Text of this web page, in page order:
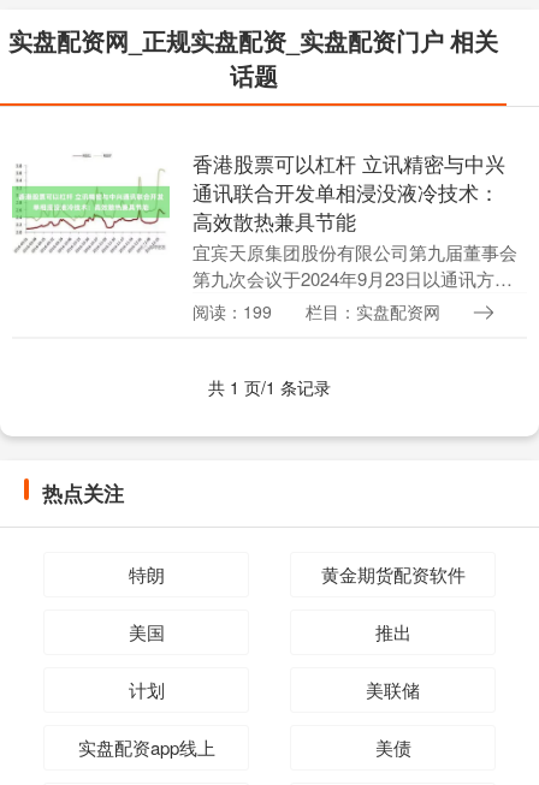
实盘配资网_正规实盘配资_实盘配资门户 相关
话题
香港股票可以杠杆 立讯精密与中兴
通讯联合开发单相浸没液冷技术：
高效散热兼具节能
宜宾天原集团股份有限公司第九届董事会
第九次会议于2024年9月23日以通讯方式
召开，应出席董事11人全部出席。会议审
阅读：199 栏目：实盘配资网
共 1 页/1 条记录
热点关注
特朗 黄金期货配资软件
美国 推出
计划 美联储
实盘配资app线上 美债